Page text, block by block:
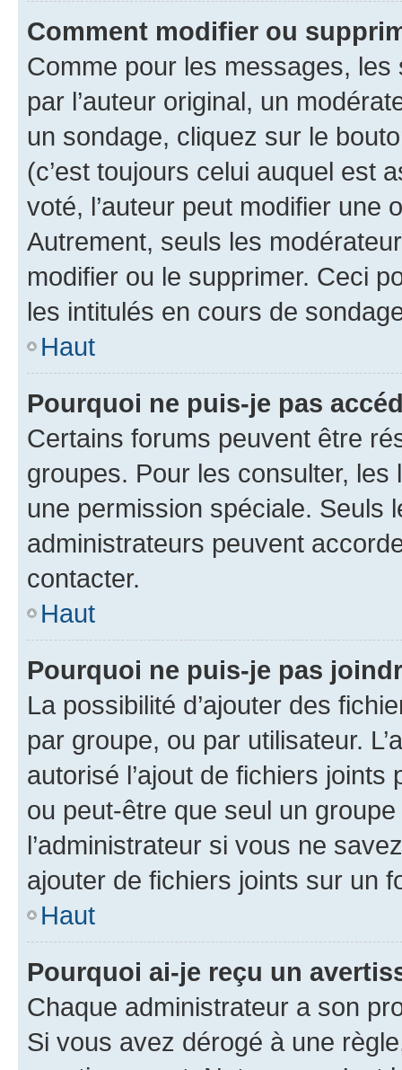
Comment modifier ou
Comme pour les messages,
par l’auteur original, un
un sondage, cliquez sur le
(c’est toujours celui auquel est
voté, l’auteur peut modifier une
Autrement, seuls les
modifier ou le supprimer. Ceci
les intitulés en cours de
Haut
Pourquoi ne puis-je pas
Certains forums peuvent être
groupes. Pour les consulter,
une permission spéciale. Seuls
administrateurs peuvent
contacter.
Haut
Pourquoi ne puis-je pas
La possibilité d’ajouter des
par groupe, ou par utilisateur.
autorisé l’ajout de fichiers
ou peut-être que seul un
l’administrateur si vous ne
ajouter de fichiers joints sur un
Haut
Pourquoi ai-je reçu un
Chaque administrateur a son
Si vous avez dérogé à une